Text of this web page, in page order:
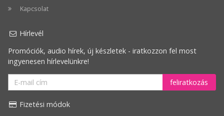
Kapcsolat
Hírlevél
Promóciók, audio hírek, új készletek - iratkozzon fel most
ingyenesen hírlevelünkre!
feliratkozás
Fizetési módok